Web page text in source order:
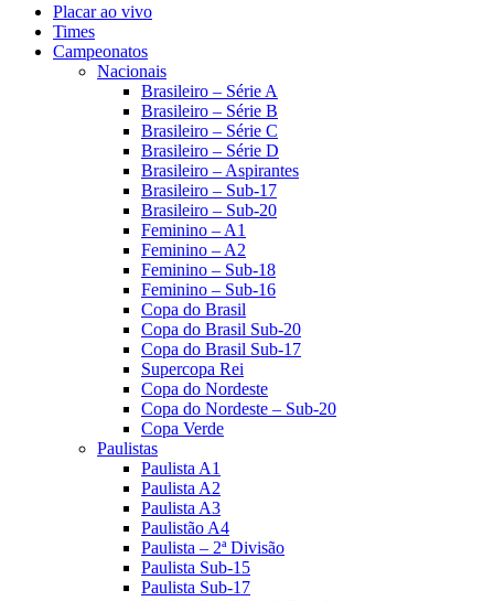
Placar ao vivo
Times
Campeonatos
Nacionais
Brasileiro – Série A
Brasileiro – Série B
Brasileiro – Série C
Brasileiro – Série D
Brasileiro – Aspirantes
Brasileiro – Sub-17
Brasileiro – Sub-20
Feminino – A1
Feminino – A2
Feminino – Sub-18
Feminino – Sub-16
Copa do Brasil
Copa do Brasil Sub-20
Copa do Brasil Sub-17
Supercopa Rei
Copa do Nordeste
Copa do Nordeste – Sub-20
Copa Verde
Paulistas
Paulista A1
Paulista A2
Paulista A3
Paulistão A4
Paulista – 2ª Divisão
Paulista Sub-15
Paulista Sub-17